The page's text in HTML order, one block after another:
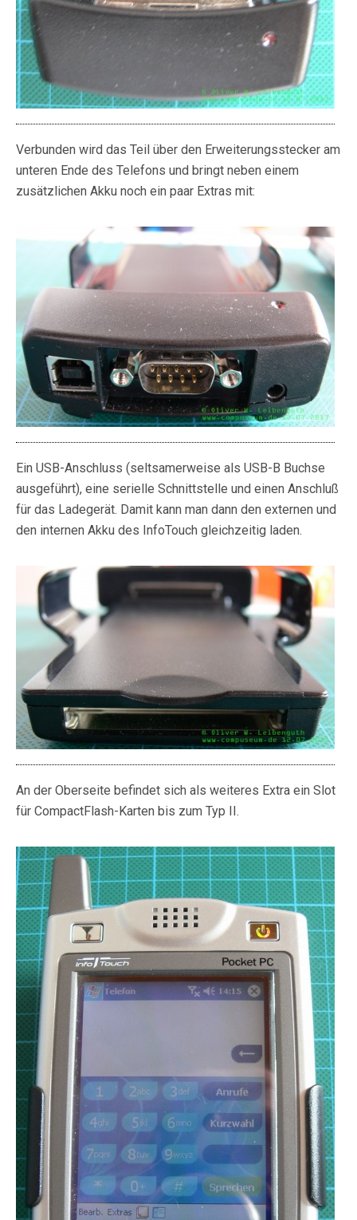
Verbunden wird das Teil über den Erweiterungsstecker am
unteren Ende des Telefons und bringt neben einem
zusätzlichen Akku noch ein paar Extras mit:
Ein USB-Anschluss (seltsamerweise als USB-B Buchse
ausgeführt), eine serielle Schnittstelle und einen Anschluß
für das Ladegerät. Damit kann man dann den externen und
den internen Akku des InfoTouch gleichzeitig laden.
An der Oberseite befindet sich als weiteres Extra ein Slot
für CompactFlash-Karten bis zum Typ II.